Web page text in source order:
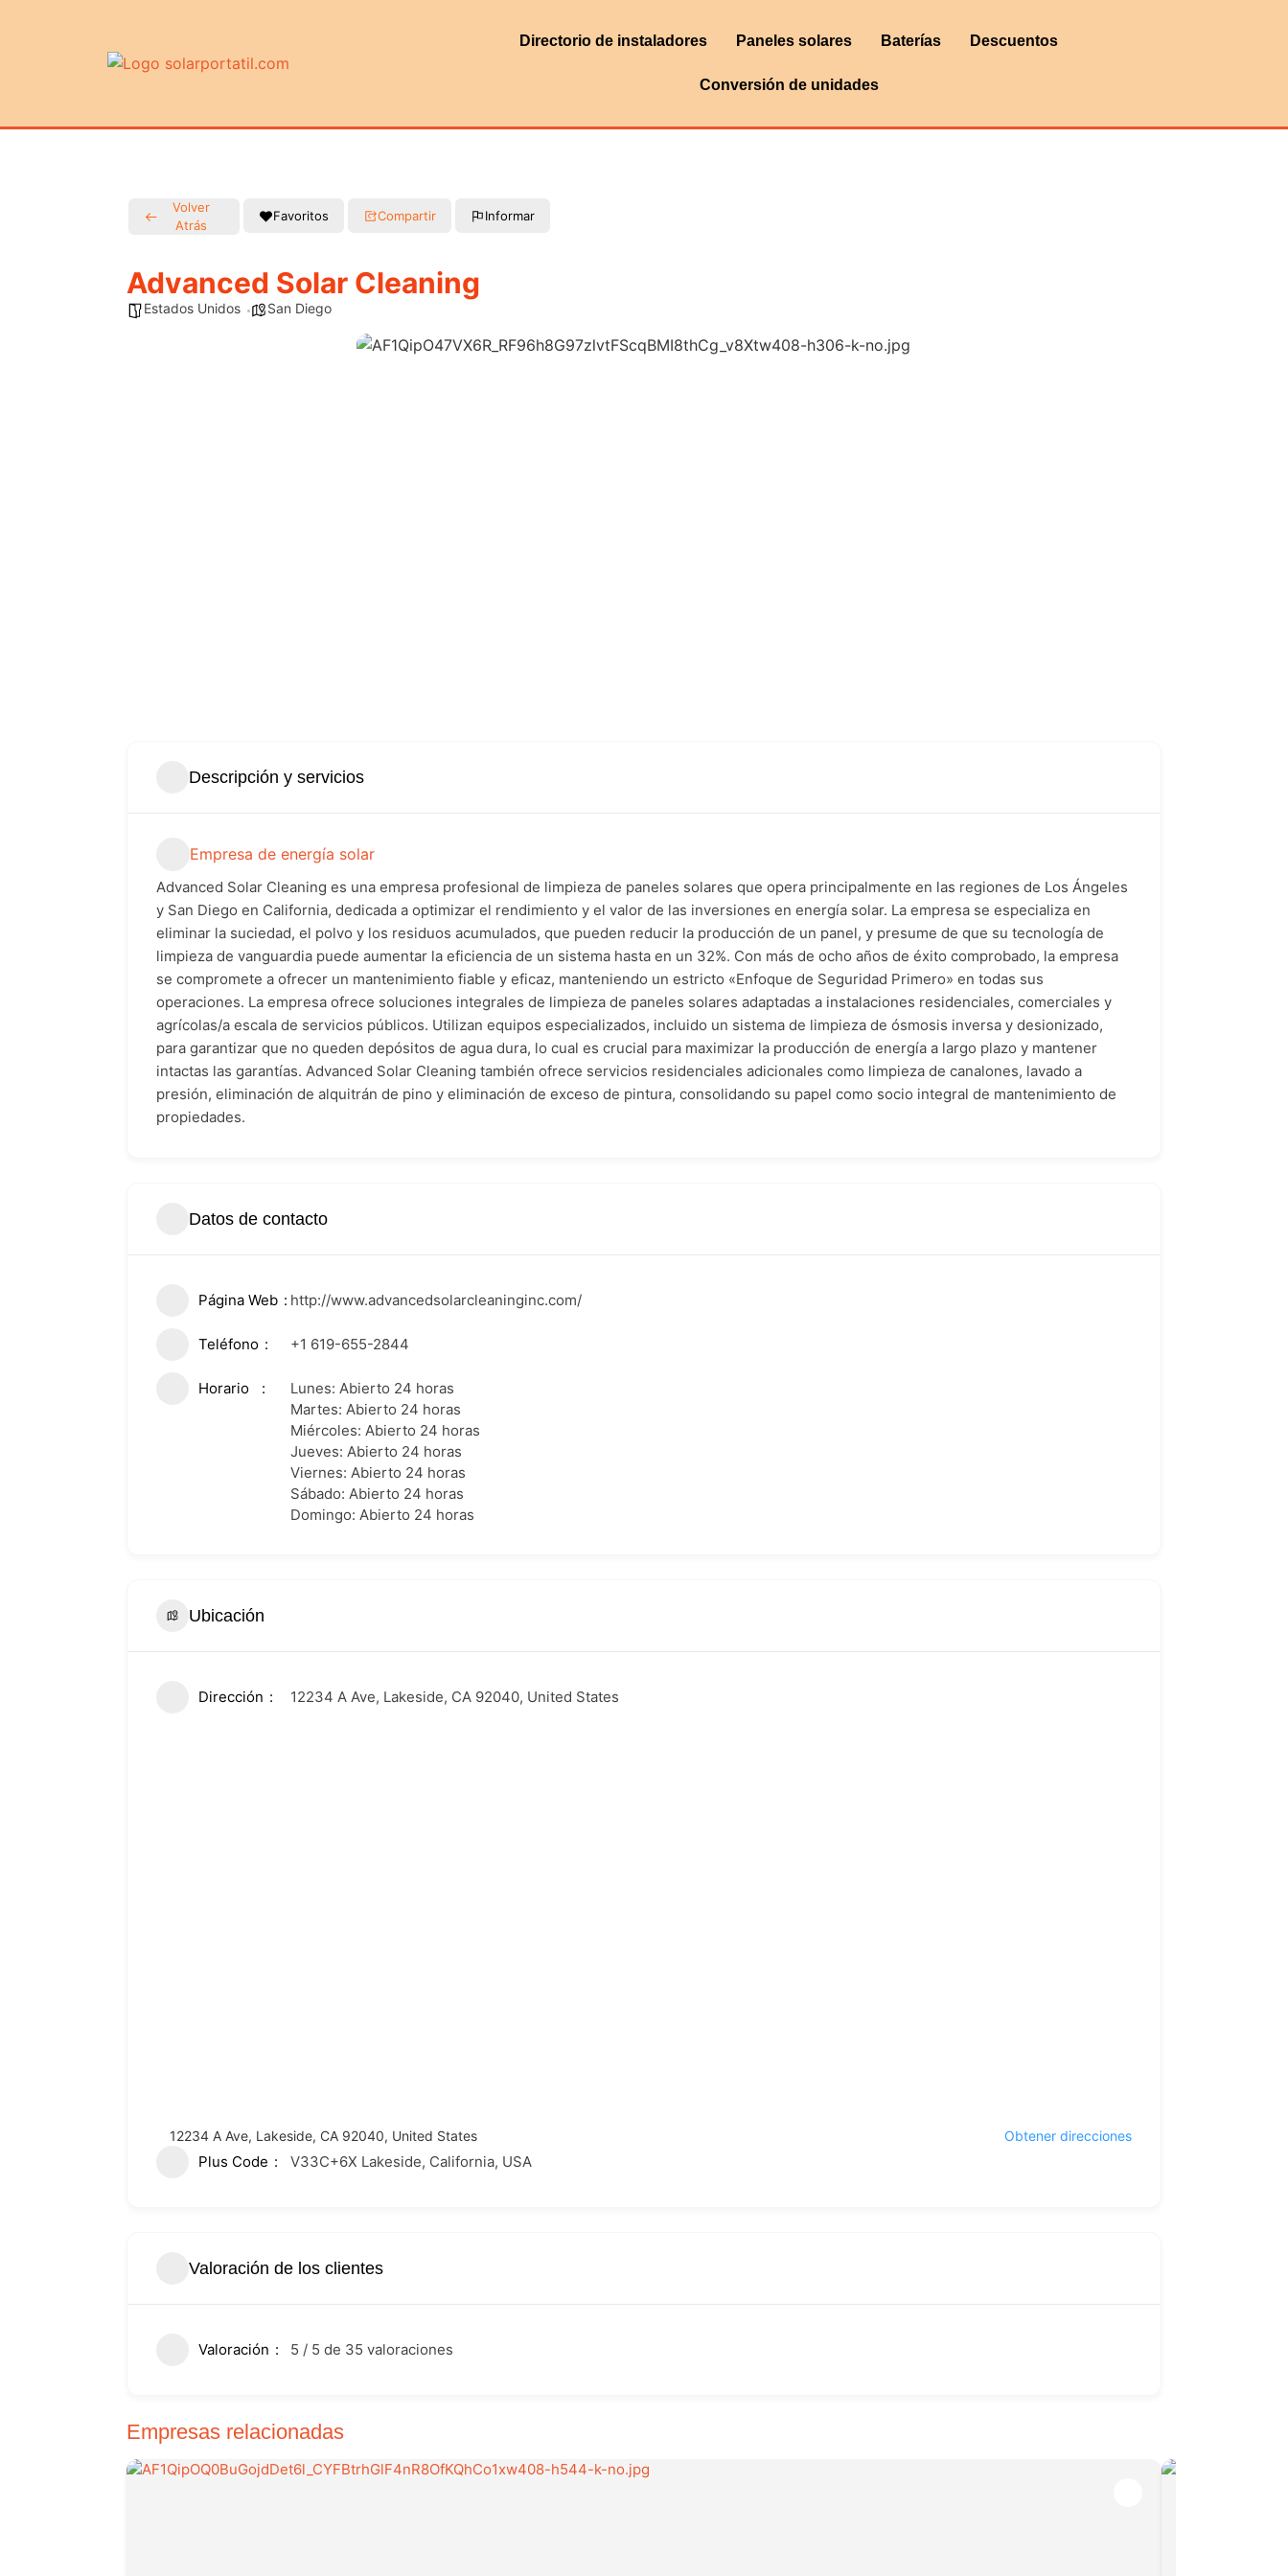
Directorio de instaladores Paneles solares Baterías Descuentos
Conversión de unidades
Volver
Atrás
Favoritos Compartir Informar
Advanced Solar Cleaning
Estados Unidos San Diego
Descripción y servicios
Empresa de energía solar
Advanced Solar Cleaning es una empresa profesional de limpieza de paneles solares que opera principalmente en las regiones de Los Ángeles
y San Diego en California, dedicada a optimizar el rendimiento y el valor de las inversiones en energía solar. La empresa se especializa en
eliminar la suciedad, el polvo y los residuos acumulados, que pueden reducir la producción de un panel, y presume de que su tecnología de
limpieza de vanguardia puede aumentar la eficiencia de un sistema hasta en un 32%. Con más de ocho años de éxito comprobado, la empresa
se compromete a ofrecer un mantenimiento fiable y eficaz, manteniendo un estricto «Enfoque de Seguridad Primero» en todas sus
operaciones. La empresa ofrece soluciones integrales de limpieza de paneles solares adaptadas a instalaciones residenciales, comerciales y
agrícolas/a escala de servicios públicos. Utilizan equipos especializados, incluido un sistema de limpieza de ósmosis inversa y desionizado,
para garantizar que no queden depósitos de agua dura, lo cual es crucial para maximizar la producción de energía a largo plazo y mantener
intactas las garantías. Advanced Solar Cleaning también ofrece servicios residenciales adicionales como limpieza de canalones, lavado a
presión, eliminación de alquitrán de pino y eliminación de exceso de pintura, consolidando su papel como socio integral de mantenimiento de
propiedades.
Datos de contacto
Página Web http://www.advancedsolarcleaninginc.com/
Teléfono +1 619-655-2844
Horario
Lunes: Abierto 24 horas
Martes: Abierto 24 horas
Miércoles: Abierto 24 horas
Jueves: Abierto 24 horas
Viernes: Abierto 24 horas
Sábado: Abierto 24 horas
Domingo: Abierto 24 horas
Ubicación
Dirección 12234 A Ave, Lakeside, CA 92040, United States
12234 A Ave, Lakeside, CA 92040, United States Obtener direcciones
Plus Code V33C+6X Lakeside, California, USA
Valoración de los clientes
Valoración 5 / 5 de 35 valoraciones
Empresas relacionadas